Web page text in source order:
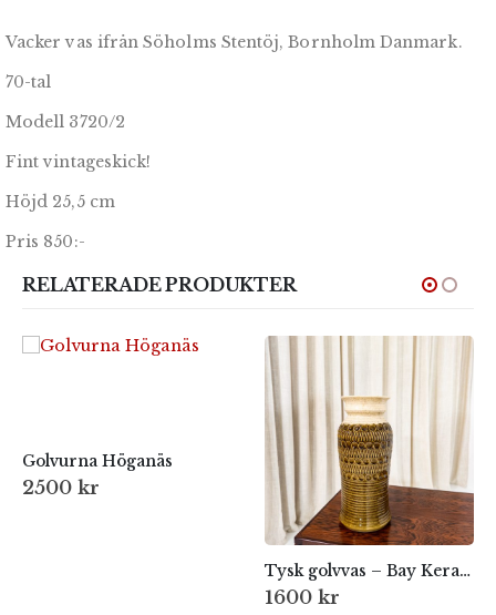
Vacker vas ifrån Söholms Stentöj, Bornholm Danmark.
70-tal
Modell 3720/2
Fint vintageskick!
Höjd 25,5 cm
Pris 850:-
RELATERADE PRODUKTER
Golvurna Höganäs
2500 kr
Tysk golvvas – Bay Keramik 1970-tal | West Germany
1600 kr